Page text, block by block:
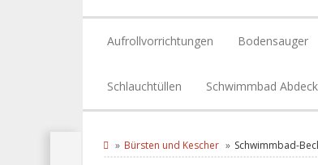
Aufrollvorrichtungen Bodensauger
Schlauchtüllen Schwimmbad
Bürsten und Kescher Schwimmbad-